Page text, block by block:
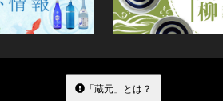
「蔵元」とは？